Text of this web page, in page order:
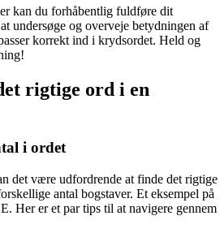
kan du forhåbentlig fuldføre dit
undersøge og overveje betydningen af
korrekt ind i krydsordet. Held og
rigtige ord i en
i ordet
det være udfordrende at finde det rigtige
antal bogstaver. Et eksempel på
Her er et par tips til at navigere gennem